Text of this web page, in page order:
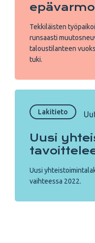
Tekkiläisten
runsaasti
taloustilanteen
tuki.
Lakitieto
Uusi
Uusi
vaihteessa 2022.